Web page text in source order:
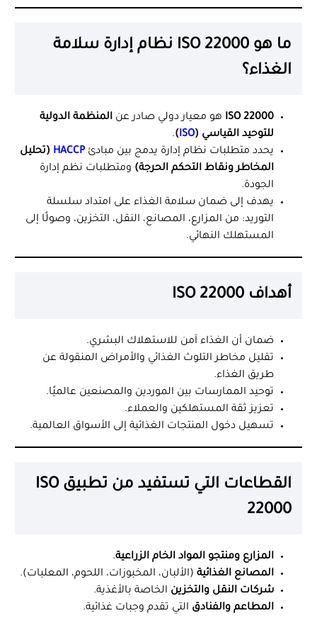
ما هو ISO 22000 نظام إدارة سلامة
الغذاء؟
ISO 22000 هو معيار دولي صادر عن المنظمة الدولية
للتوحيد القياسي (ISO
)
.
يحدد متطلبات نظام إدارة يدمج بين مبادئHACCP (تحليل
المخاطر ونقاط التحكم الحرجة) ومتطلبات نظم إدارة
الجودة.
يهدف إلى ضمان سلامة الغذاء على امتداد سلسلة
التوريد: من المزارع، المصانع، النقل، التخزين، وصولًا إلى
المستهلك النهائي.
أهداف ISO 22000
ضمان أن الغذاء آمن للاستهلاك البشري.
تقليل مخاطر التلوث الغذائي والأمراض المنقولة عن
طريق الغذاء.
توحيد الممارسات بين الموردين والمصنعين عالميًا.
تعزيز ثقة المستهلكين والعملاء.
تسهيل دخول المنتجات الغذائية إلى الأسواق العالمية.
القطاعات التي تستفيد من تطبيق ISO
22000
المزارع ومنتجو المواد الخام الزراعية.
المصانع الغذائية (الألبان، المخبوزات، اللحوم، المعلبات).
شركات النقل والتخزين الخاصة بالأغذية.
المطاعم والفنادق التي تقدم وجبات غذائية.